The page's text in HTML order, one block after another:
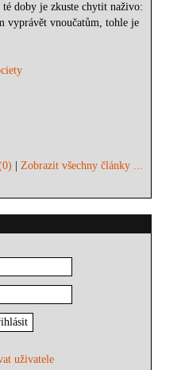
doby je zkuste chytit naživo:
vyprávět vnoučatům, tohle je
|Zobrazit všechny články ...
uživatele